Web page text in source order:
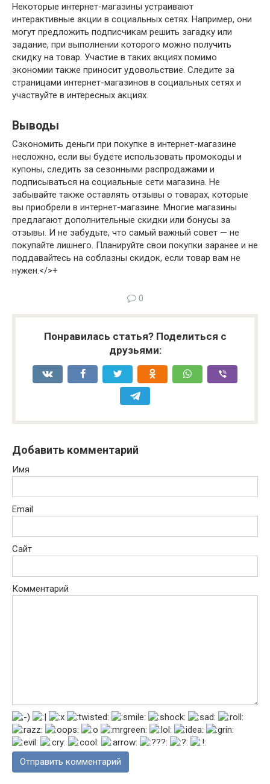
Некоторые интернет-магазины устраивают
интерактивные акции в социальных сетях. Например, они
могут предложить подписчикам решить загадку или
задание, при выполнении которого можно получить
скидку на товар. Участие в таких акциях помимо
экономии также приносит удовольствие. Следите за
страницами интернет-магазинов в социальных сетях и
участвуйте в интересных акциях.
Выводы
Сэкономить деньги при покупке в интернет-магазине
несложно, если вы будете использовать промокоды и
купоны, следить за сезонными распродажами и
подписываться на социальные сети магазина. Не
забывайте также оставлять отзывы о товарах, которые
вы приобрели в интернет-магазине. Многие магазины
предлагают дополнительные скидки или бонусы за
отзывы. И не забудьте, что самый важный совет — не
покупайте лишнего. Планируйте свои покупки заранее и не
поддавайтесь на соблазны скидок, если товар вам не
нужен.</>+
0
Понравилась статья? Поделиться с
друзьями:
Добавить комментарий
Имя
Email
Сайт
Комментарий